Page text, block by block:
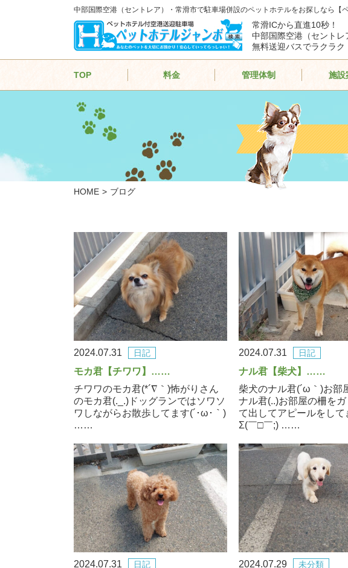
中部国際空港（セントレア）・常滑市で駐車場併設のペットホテルをお探しなら【
常滑ICから直進10秒！
中部国際空港（セントレ
無料送迎バスでラクラク
TOP 料金 管理体制 施設
HOME ブログ
2024.07.31 日記
モカ君【チワワ】……
チワワのモカ君(*´∇｀)怖がりさん
のモカ君(._.)ドッグランではソワソ
ワしながらお散歩してます(´･ω･｀)
……
2024.07.31 日記
ナル君【柴犬】……
柴犬のナル君(´ω｀)お部
ナル君(..)お部屋の柵をガ
て出してアピールをして
Σ(￣□￣;) ……
2024.07.31 日記 2024.07.29 未分類